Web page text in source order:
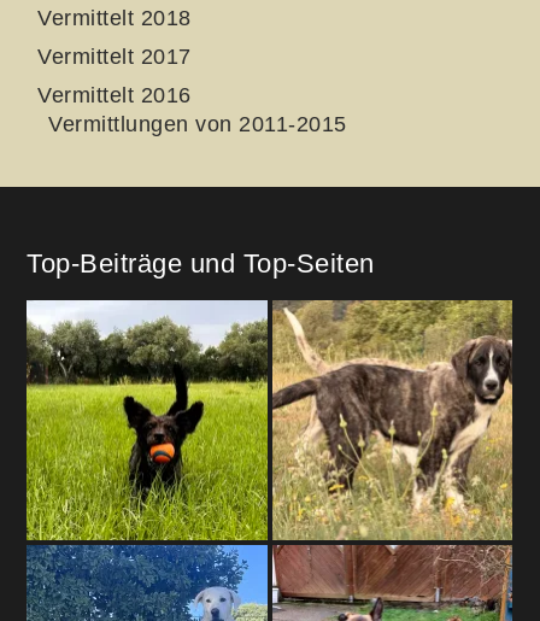
Vermittelt 2018
Vermittelt 2017
Vermittelt 2016
Vermittlungen von 2011-2015
Top-Beiträge und Top-Seiten